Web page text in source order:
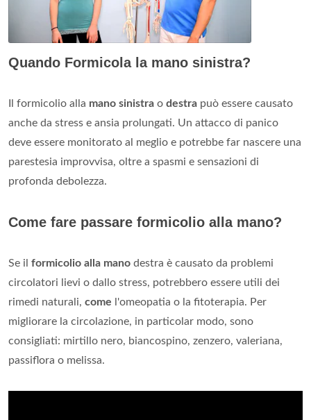
Quando Formicola la mano sinistra?
Il formicolio alla mano sinistra o destra può essere causato
anche da stress e ansia prolungati. Un attacco di panico
deve essere monitorato al meglio e potrebbe far nascere una
parestesia improvvisa, oltre a spasmi e sensazioni di
profonda debolezza.
Come fare passare formicolio alla mano?
Se il formicolio alla mano destra è causato da problemi
circolatori lievi o dallo stress, potrebbero essere utili dei
rimedi naturali, come l'omeopatia o la fitoterapia. Per
migliorare la circolazione, in particolar modo, sono
consigliati: mirtillo nero, biancospino, zenzero, valeriana,
passiflora o melissa.